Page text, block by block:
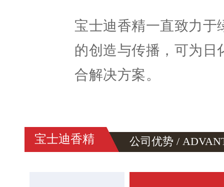
宝士迪香精一直致力于
的创造与传播，可为日
合解决方案。
宝士迪香精 公司优势 /